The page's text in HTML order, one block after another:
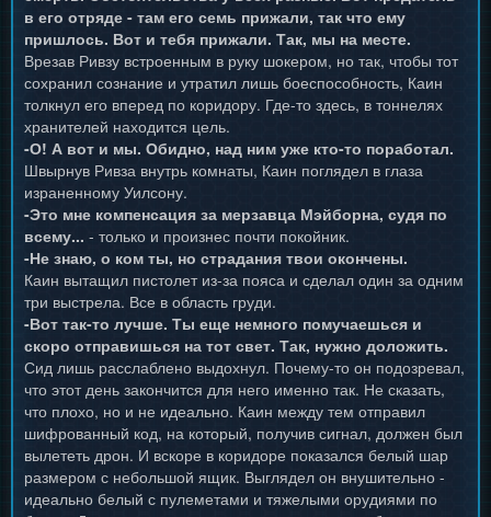
в его отряде - там его семь прижали, так что ему
пришлось. Вот и тебя прижали. Так, мы на месте.
Врезав Ривзу встроенным в руку шокером, но так, чтобы тот
сохранил сознание и утратил лишь боеспособность, Каин
толкнул его вперед по коридору. Где-то здесь, в тоннелях
хранителей находится цель.
-О! А вот и мы. Обидно, над ним уже кто-то поработал.
Швырнув Ривза внутрь комнаты, Каин поглядел в глаза
израненному Уилсону.
-Это мне компенсация за мерзавца Мэйборна, судя по
всему... - только и произнес почти покойник.
-Не знаю, о ком ты, но страдания твои окончены.
Каин вытащил пистолет из-за пояса и сделал один за одним
три выстрела. Все в область груди.
-Вот так-то лучше. Ты еще немного помучаешься и
скоро отправишься на тот свет. Так, нужно доложить.
Сид лишь расслаблено выдохнул. Почему-то он подозревал,
что этот день закончится для него именно так. Не сказать,
что плохо, но и не идеально. Каин между тем отправил
шифрованный код, на который, получив сигнал, должен был
вылететь дрон. И вскоре в коридоре показался белый шар
размером с небольшой ящик. Выглядел он внушительно -
идеально белый с пулеметами и тяжелыми орудиями по